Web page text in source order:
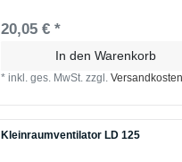
20,05 € *
In den Warenkorb
*inkl. ges. MwSt. zzgl.Versandkosten
Kleinraumventilator LD 125